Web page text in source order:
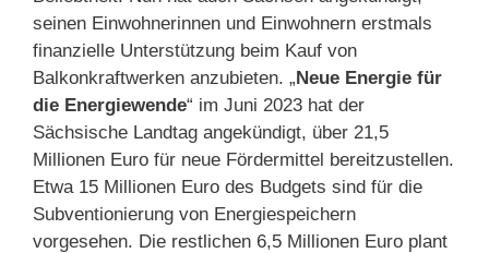
seinen Einwohnerinnen und Einwohnern erstmals
finanzielle Unterstützung beim Kauf von
Balkonkraftwerken anzubieten. „Neue Energie für
die Energiewende“ im Juni 2023 hat der
Sächsische Landtag angekündigt, über 21,5
Millionen Euro für neue Fördermittel bereitzustellen.
Etwa 15 Millionen Euro des Budgets sind für die
Subventionierung von Energiespeichern
vorgesehen. Die restlichen 6,5 Millionen Euro plant